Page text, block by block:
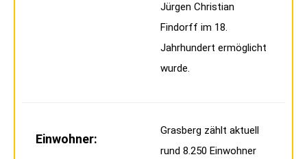
Jürgen Christian
Findorff im 18.
Jahrhundert ermöglicht
wurde.
Einwohner:
Grasberg zählt aktuell
rund 8.250 Einwohner